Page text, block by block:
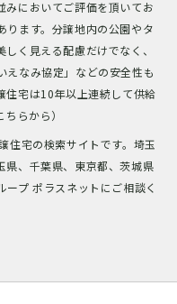
みにおいてご評価を頂いてお
ります。分譲地内の公園やタ
く見える配慮だけでなく、
えなみ協定」などの安全性も
住宅は10年以上連続して供給
らから）
住宅の検索サイトです。埼玉
県、千葉県、東京都、茨城県
プ ポラスネットにご相談く